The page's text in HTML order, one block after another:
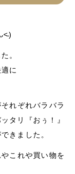
。
に
れぞれバラバラ
タリ『おぅ！』
きました。
これや買い物を